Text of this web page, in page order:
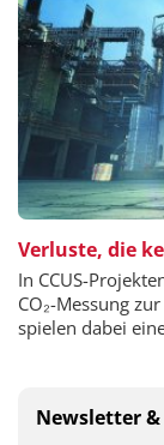
Verluste, die
In CCUS-
CO₂-Messung
spielen dabei
Newsletter &